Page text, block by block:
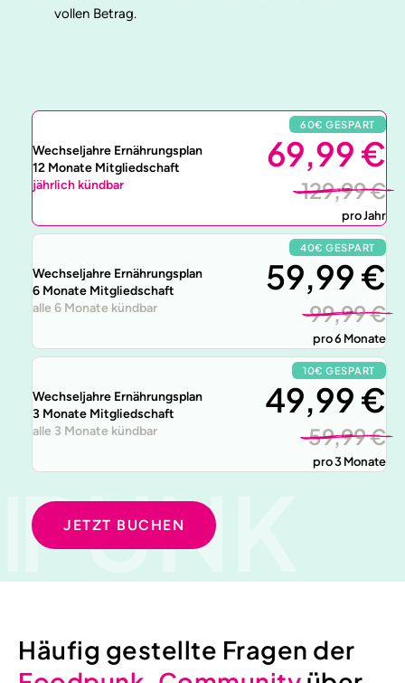
PUNK
PUNK
vollen Betrag.
Wechseljahre Ernährungsplan
12 Monate Mitgliedschaft
jährlich kündbar
60€ GESPART
69,99 €
129,99 €
pro Jahr
Wechseljahre Ernährungsplan
6 Monate Mitgliedschaft
alle 6 Monate kündbar
40€ GESPART
59,99 €
99,99 €
pro 6 Monate
Wechseljahre Ernährungsplan
3 Monate Mitgliedschaft
alle 3 Monate kündbar
10€ GESPART
49,99 €
59,99 €
pro 3 Monate
JETZT BUCHEN
Häufig gestellte Fragen der